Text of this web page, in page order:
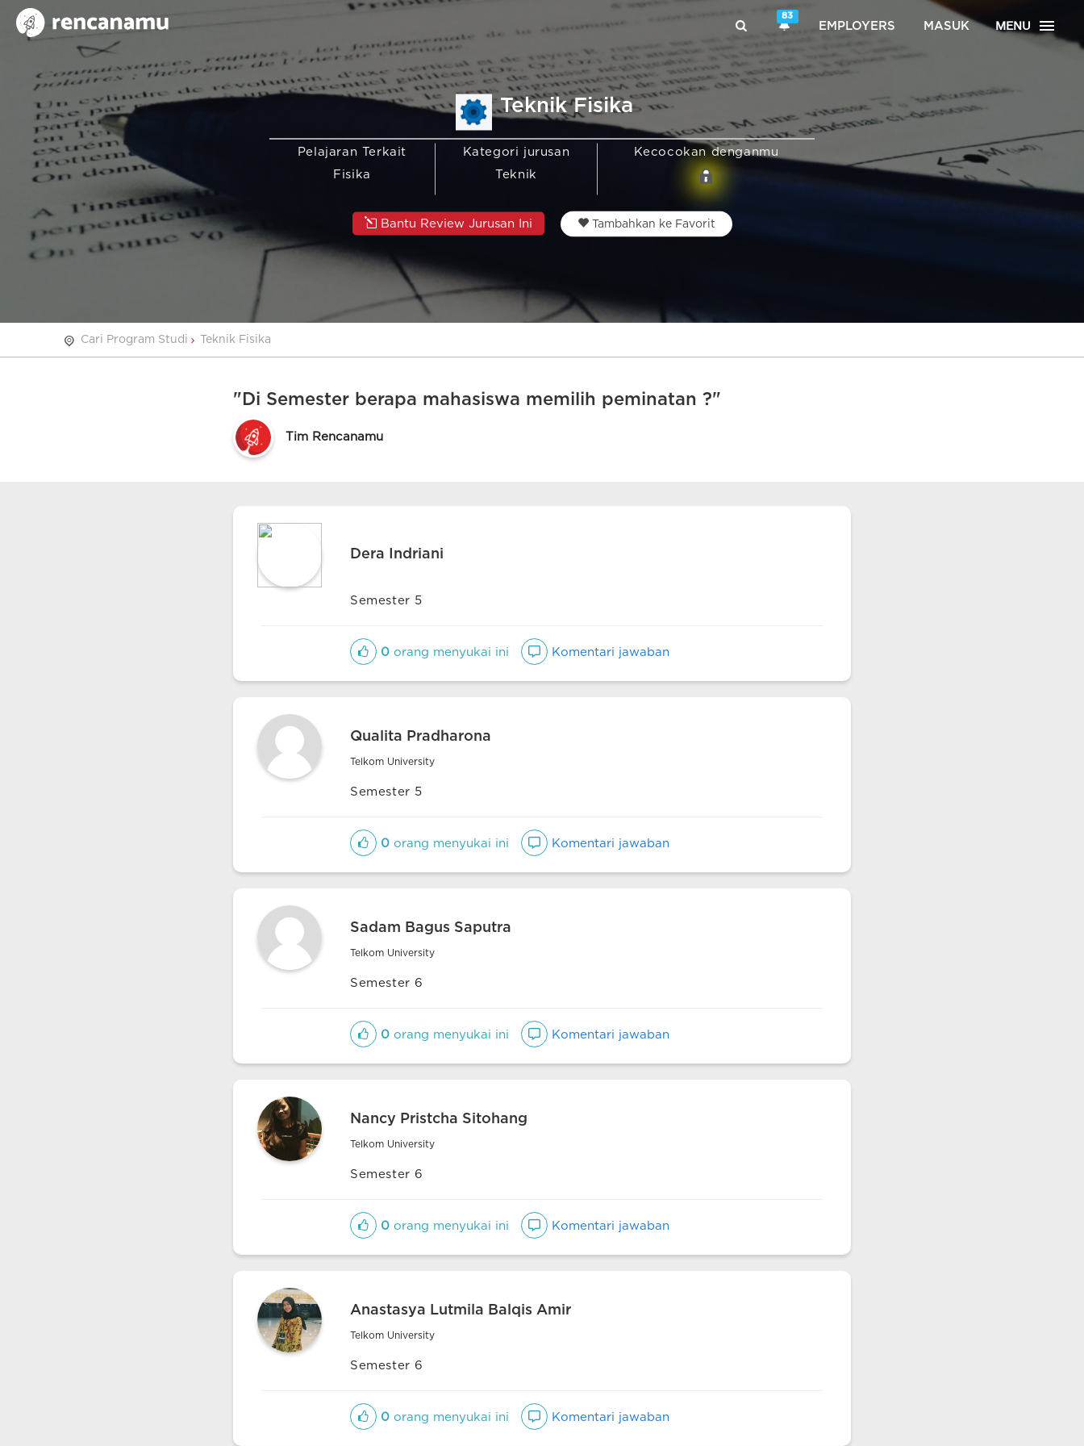
83
EMPLOYERS MASUK MENU
Teknik Fisika
Pelajaran Terkait
Fisika
Kategori jurusan
Teknik
Kecocokan denganmu
Bantu Review Jurusan Ini Tambahkan ke Favorit
Cari Program Studi Teknik Fisika
"Di Semester berapa mahasiswa memilih peminatan ?"
Tim Rencanamu
Dera Indriani
Semester 5
0 orang menyukai ini Komentari jawaban
Qualita Pradharona
Telkom University
Semester 5
0 orang menyukai ini Komentari jawaban
Sadam Bagus Saputra
Telkom University
Semester 6
0 orang menyukai ini Komentari jawaban
Nancy Pristcha Sitohang
Telkom University
Semester 6
0 orang menyukai ini Komentari jawaban
Anastasya Lutmila Balqis Amir
Telkom University
Semester 6
0 orang menyukai ini Komentari jawaban